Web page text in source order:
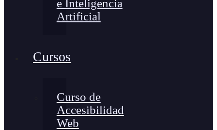
e Inteligencia
Artificial
Cursos
Curso de
Accesibilidad
Web